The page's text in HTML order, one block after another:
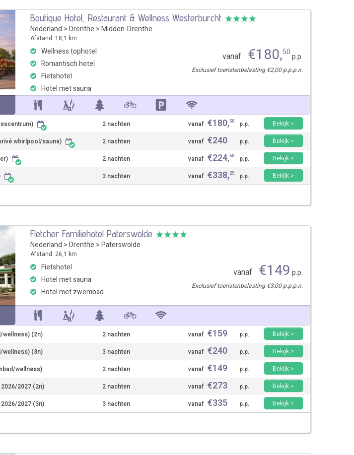
Boutique Hotel, Restaurant & Wellness Westerburcht
Nederland > Drenthe > Midden-Drenthe
Afstand: 18,1 km
Wellness tophotel
Romantisch hotel
Fietshotel
Hotel met sauna
vanaf €180,50p.p.
Exclusief toeristenbelasting €2,00 p.p.p.n.
2 nachten vanaf €180,50 p.p.
Bekijk >
whirlpool/sauna)
2 nachten vanaf €240 p.p.
Bekijk >
2 nachten vanaf €224,50 p.p.
Bekijk >
3 nachten vanaf €338,25 p.p. Bekijk >
Fletcher Familiehotel Paterswolde
Nederland > Drenthe > Paterswolde
Afstand: 26,1 km
Fietshotel
Hotel met sauna
Hotel met zwembad
vanaf €149 p.p.
Exclusief toeristenbelasting €3,00 p.p.p.n.
wellness) (2n) 2 nachten vanaf €159 p.p.
Bekijk >
wellness) (3n)
3 nachten vanaf €240 p.p.
Bekijk >
wellness)
2 nachten vanaf €149 p.p.
Bekijk >
2027 (2n)
2 nachten vanaf €273 p.p.
Bekijk >
2027 (3n)
3 nachten vanaf €335 p.p. Bekijk >